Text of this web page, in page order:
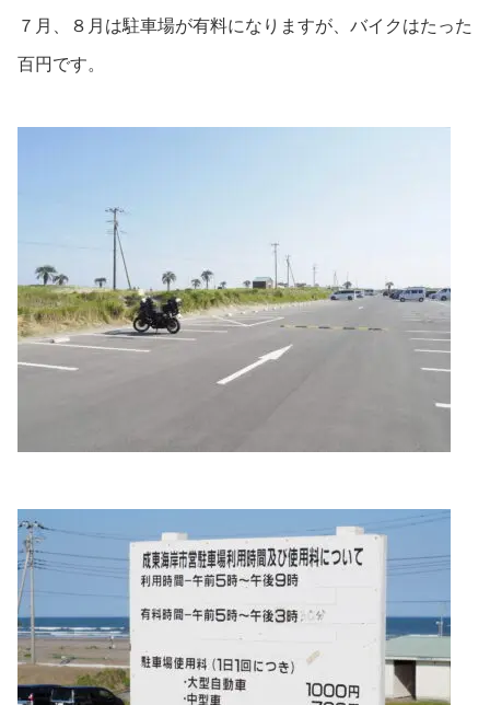
７月、８月は駐車場が有料になりますが、バイクはたった
百円です。